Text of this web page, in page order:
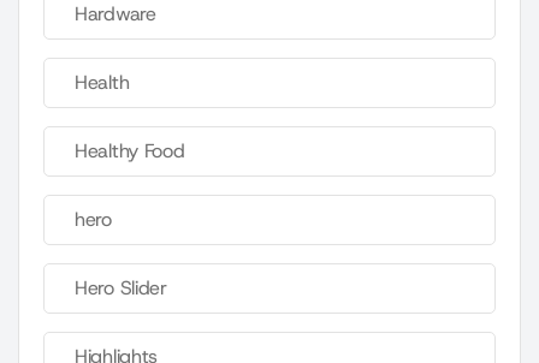
Hardware
Health
Healthy Food
hero
Hero Slider
Highlights